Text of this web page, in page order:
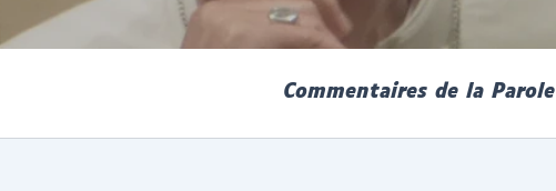
Commentaires de la Parole